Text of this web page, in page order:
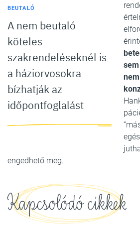
BEUTALÓ
A nem beutaló
köteles
szakrendeléseknél is
a háziorvosokra
bízhatják az
időpontfoglalást
engedhető meg.
Kapcsolódó cikkek